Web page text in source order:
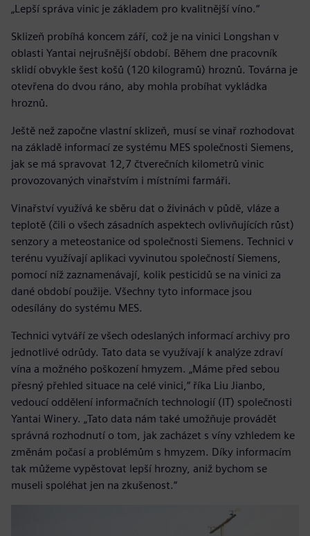
„Lepší správa vinic je základem pro kvalitnější víno.“
Sklizeň probíhá koncem září, což je na vinici Longshan v
oblasti Yantai nejrušnější období. Během dne pracovník
sklidí obvykle šest košů (120 kilogramů) hroznů. Továrna je
otevřena do dvou ráno, aby mohla probíhat vykládka
hroznů.
Ještě než započne vlastní sklizeň, musí se vinař rozhodovat
na základě informací ze systému MES společnosti Siemens,
jak se má spravovat 12,7 čtverečních kilometrů vinic
provozovaných vinařstvím i místními farmáři.
Vinařství využívá ke sběru dat o živinách v půdě, vláze a
teplotě (čili o všech zásadních aspektech ovlivňujících růst)
senzory a meteostanice od společnosti Siemens. Technici v
terénu využívají aplikaci vyvinutou společností Siemens,
pomocí níž zaznamenávají, kolik pesticidů se na vinici za
dané období použije. Všechny tyto informace jsou
odesílány do systému MES.
Technici vytváří ze všech odeslaných informací archivy pro
jednotlivé odrůdy. Tato data se využívají k analýze zdraví
vína a možného poškození hmyzem. „Máme před sebou
přesný přehled situace na celé vinici,“ říka Liu Jianbo,
vedoucí oddělení informačních technologií (IT) společnosti
Yantai Winery. „Tato data nám také umožňuje provádět
správná rozhodnutí o tom, jak zacházet s víny vzhledem ke
změnám počasí a problémům s hmyzem. Díky informacím
tak můžeme vypěstovat lepší hrozny, aniž bychom se
museli spoléhat jen na zkušenost.“